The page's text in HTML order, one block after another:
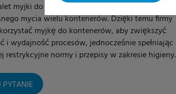
myjki do kontenerów jest możliwość
mycia wielu kontenerów. Dzięki temu firmy
myjkę do kontenerów, aby zwiększyć
i wydajność procesów, jednocześnie spełniając
restrykcyjne normy i przepisy w zakresie higieny.